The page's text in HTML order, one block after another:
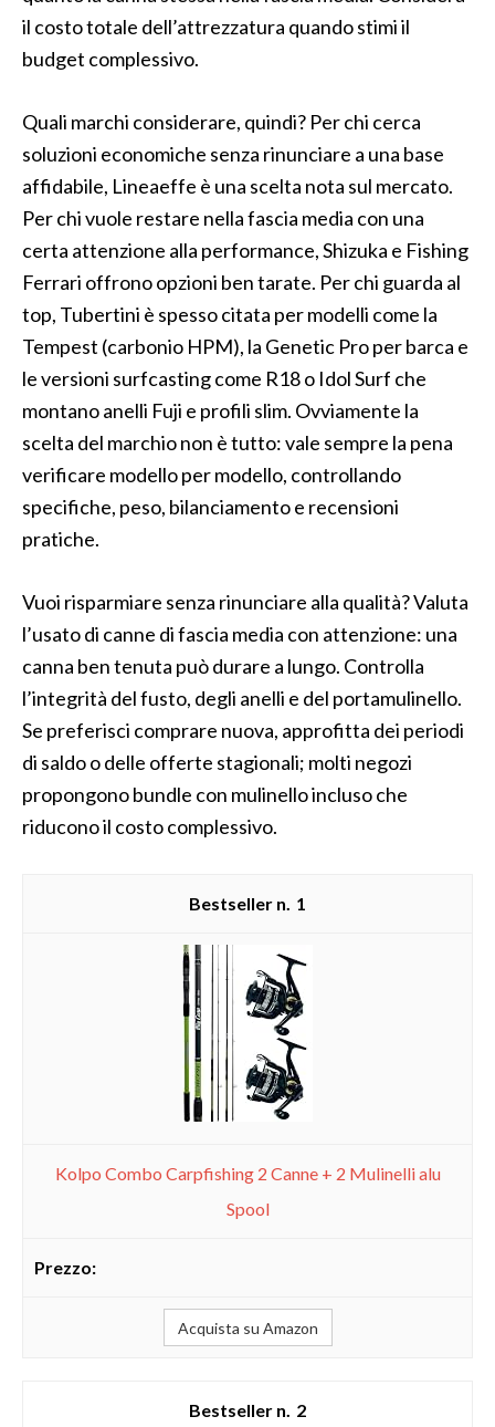
il costo totale dell’attrezzatura quando stimi il
budget complessivo.
Quali marchi considerare, quindi? Per chi cerca
soluzioni economiche senza rinunciare a una base
affidabile, Lineaeffe è una scelta nota sul mercato.
Per chi vuole restare nella fascia media con una
certa attenzione alla performance, Shizuka e Fishing
Ferrari offrono opzioni ben tarate. Per chi guarda al
top, Tubertini è spesso citata per modelli come la
Tempest (carbonio HPM), la Genetic Pro per barca e
le versioni surfcasting come R18 o Idol Surf che
montano anelli Fuji e profili slim. Ovviamente la
scelta del marchio non è tutto: vale sempre la pena
verificare modello per modello, controllando
specifiche, peso, bilanciamento e recensioni
pratiche.
Vuoi risparmiare senza rinunciare alla qualità? Valuta
l’usato di canne di fascia media con attenzione: una
canna ben tenuta può durare a lungo. Controlla
l’integrità del fusto, degli anelli e del portamulinello.
Se preferisci comprare nuova, approfitta dei periodi
di saldo o delle offerte stagionali; molti negozi
propongono bundle con mulinello incluso che
riducono il costo complessivo.
1
Kolpo Combo Carpfishing 2 Canne + 2 Mulinelli alu
Spool
Acquista su Amazon
2